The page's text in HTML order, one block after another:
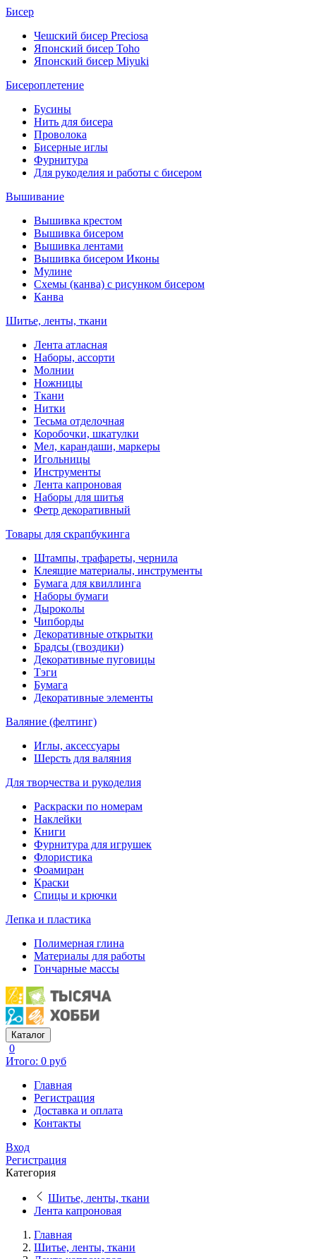
Бисер
Чешский бисер Preciosa
Японский бисер Toho
Японский бисер Miyuki
Бисероплетение
Бусины
Нить для бисера
Проволока
Бисерные иглы
Фурнитура
Для рукоделия и работы с бисером
Вышивание
Вышивка крестом
Вышивка бисером
Вышивка лентами
Вышивка бисером Иконы
Мулине
Схемы (канва) с рисунком бисером
Канва
Шитье, ленты, ткани
Лента атласная
Наборы, ассорти
Молнии
Ножницы
Ткани
Нитки
Тесьма отделочная
Коробочки, шкатулки
Мел, карандаши, маркеры
Игольницы
Инструменты
Лента капроновая
Наборы для шитья
Фетр декоративный
Товары для скрапбукинга
Штампы, трафареты, чернила
Клеящие материалы, инструменты
Бумага для квиллинга
Наборы бумаги
Дыроколы
Чипборды
Декоративные открытки
Брадсы (гвоздики)
Декоративные пуговицы
Тэги
Бумага
Декоративные элементы
Валяние (фелтинг)
Иглы, аксессуары
Шерсть для валяния
Для творчества и рукоделия
Раскраски по номерам
Наклейки
Книги
Фурнитура для игрушек
Флористика
Фоамиран
Краски
Спицы и крючки
Лепка и пластика
Полимерная глина
Материалы для работы
Гончарные массы
Каталог
0
Итого: 0 руб
Главная
Регистрация
Доставка и оплата
Контакты
Вход
Регистрация
Категория
Шитье, ленты, ткани
Лента капроновая
Главная
Шитье, ленты, ткани